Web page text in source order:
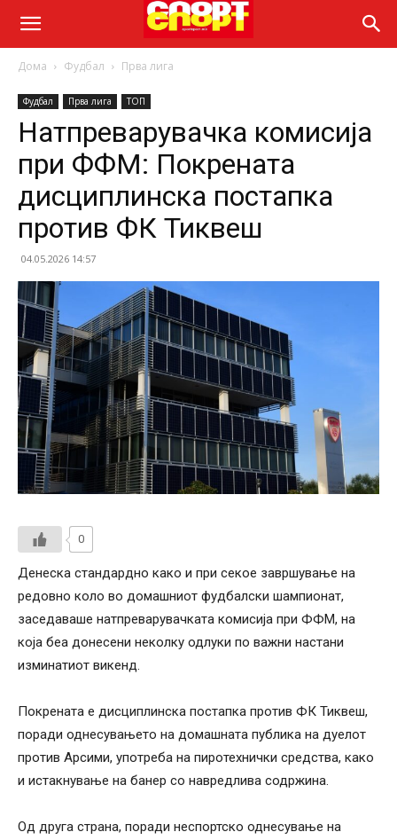
Дома Фудбал Прва лига
Фудбал Прва лига ТОП
Натпреварувачка комисија
при ФФМ: Покрената
дисциплинска постапка
против ФК Тиквеш
04.05.2026 14:57
0
Денеска стандардно како и при секое завршување на
редовно коло во домашниот фудбалски шампионат,
заседаваше натпреварувачката комисија при ФФМ, на
која беа донесени неколку одлуки по важни настани
изминатиот викенд.
Покрената е дисциплинска постапка против ФК Тиквеш,
поради однесувањето на домашната публика на дуелот
против Арсими, употреба на пиротехнички средства, како
и истакнување на банер со навредлива содржина.
Од друга страна, поради неспортско однесување на